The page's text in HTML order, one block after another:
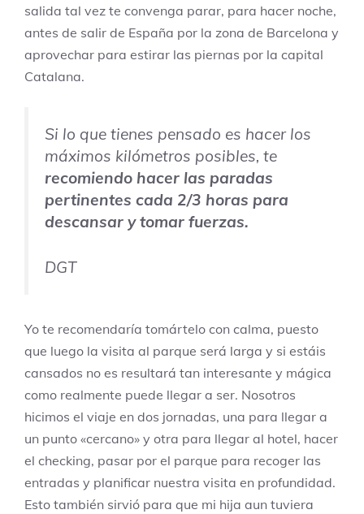
salida tal vez te convenga parar, para hacer noche,
antes de salir de España por la zona de Barcelona y
aprovechar para estirar las piernas por la capital
Catalana.
Si lo que tienes pensado es hacer los
máximos kilómetros posibles, te
recomiendo hacer las paradas
pertinentes cada 2/3 horas para
descansar y tomar fuerzas.
DGT
Yo te recomendaría tomártelo con calma, puesto
que luego la visita al parque será larga y si estáis
cansados no es resultará tan interesante y mágica
como realmente puede llegar a ser. Nosotros
hicimos el viaje en dos jornadas, una para llegar a
un punto «cercano» y otra para llegar al hotel, hacer
el checking, pasar por el parque para recoger las
entradas y planificar nuestra visita en profundidad.
Esto también sirvió para que mi hija aun tuviera